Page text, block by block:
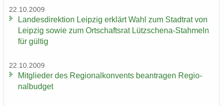
22.10.2009
Lan­des­di­rek­ti­on Leip­zig er­klärt Wahl zum Stadt­rat von
Leip­zig sowie zum Ort­schafts­rat Lützschena-​Stahmeln
für gül­tig
22.10.2009
Mit­glie­der des Re­gio­nal­kon­vents be­an­tra­gen Re­gio­
nal­bud­get